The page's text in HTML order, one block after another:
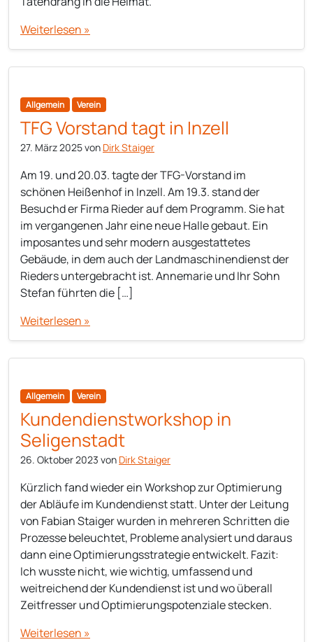
Weiterlesen »
Allgemein Verein
TFG Vorstand tagt in Inzell
27. März 2025von Dirk Staiger
Am 19. und 20.03. tagte der TFG-Vorstand im
schönen Heißenhof in Inzell. Am 19.3. stand der
Besuchd er Firma Rieder auf dem Programm. Sie hat
im vergangenen Jahr eine neue Halle gebaut. Ein
imposantes und sehr modern ausgestattetes
Gebäude, in dem auch der Landmaschinendienst der
Rieders untergebracht ist. Annemarie und Ihr Sohn
Stefan führten die […]
Weiterlesen »
Allgemein Verein
Kundendienstworkshop in
Seligenstadt
26. Oktober 2023 von Dirk Staiger
Kürzlich fand wieder ein Workshop zur Optimierung
der Abläufe im Kundendienst statt. Unter der Leitung
von Fabian Staiger wurden in mehreren Schritten die
Prozesse beleuchtet, Probleme analysiert und daraus
dann eine Optimierungsstrategie entwickelt. Fazit:
Ich wusste nicht, wie wichtig, umfassend und
weitreichend der Kundendienst ist und wo überall
Zeitfresser und Optimierungspotenziale stecken.
Weiterlesen »